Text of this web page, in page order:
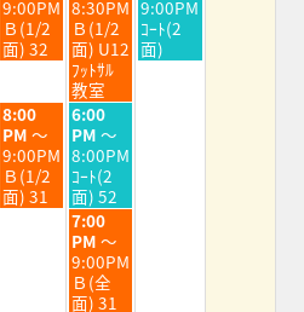
日,
8
月
6th
9:00PM
Ｂ(1/2
面) 32
日,
8
月
7th
2026
8:30PM
Ｂ(1/2
面) U12
ﾌｯﾄｻﾙ
教室
日,
8
月
8th
9:00PM
ｺｰﾄ(2
面)
木
曜
日,
8
月
6th
8:00
PM ～
9:00PM
Ｂ(1/2
面) 31
金
曜
日,
8
月
7th
2026
6:00
PM ～
8:00PM
ｺｰﾄ(2
面) 52
金
曜
日,
8
月
7:00
PM ～
9:00PM
Ｂ(全
面) 31